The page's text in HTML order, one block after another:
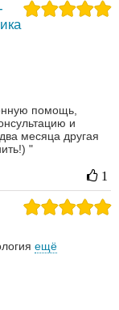
помощь,
и
месяца другая
"
1
ещё